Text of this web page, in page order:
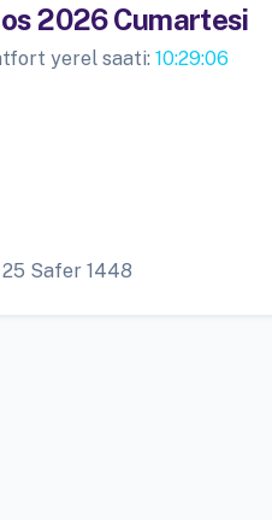
2026 Cumartesi
yerel saati: 10:29:06
Safer 1448